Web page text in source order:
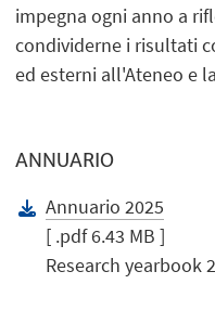
impegna ogni anno a
condividerne i risultati
ed esterni all'Ateneo e
ANNUARIO
Annuario 2025
[ .pdf 6.43 MB ]
Research yearbook